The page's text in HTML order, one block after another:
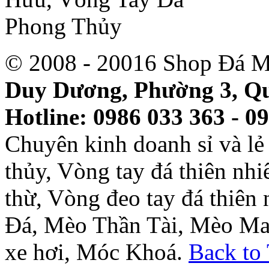
© 2008 - 20016 Shop Đá
Duy Dương, Phường 3,
Hotline: 0986 033 363 -
Chuyên kinh doanh sỉ và
thủy, Vòng tay đá thiên
thừ, Vòng đeo tay đá thiên
Đá, Mèo Thần Tài, Mèo
xe hơi, Móc Khoá. Back to